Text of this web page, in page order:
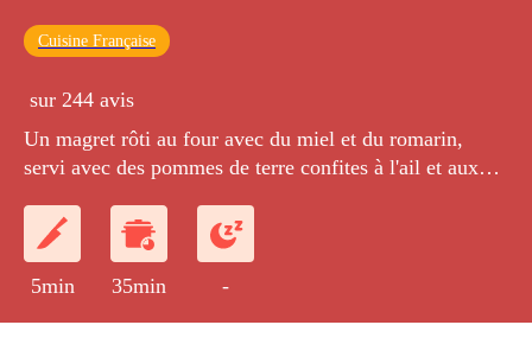
Cuisine Française
sur 244 avis
Un magret rôti au four avec du miel et du romarin,
servi avec des pommes de terre confites à l'ail et aux
5min 35min -